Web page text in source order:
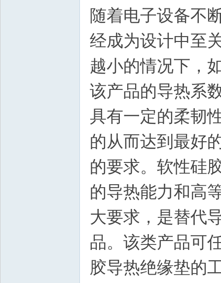
随着电子设备不
经成为设计中至
越小的情况下，
该产品的导热系
具有一定的柔韧
的从而达到最好
的要求。软性硅
的导热能力和高
大要求，是替代
品。该类产品可
胶导热绝缘垫的